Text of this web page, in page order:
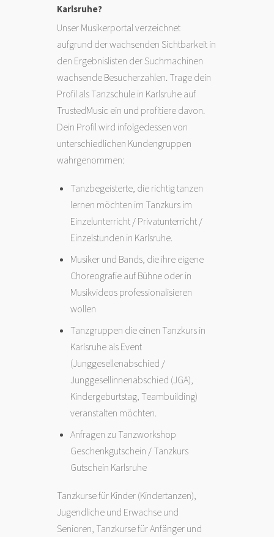
Karlsruhe?
Unser Musikerportal verzeichnet
aufgrund der wachsenden Sichtbarkeit in
den Ergebnislisten der Suchmachinen
wachsende Besucherzahlen. Trage dein
Profil als Tanzschule in Karlsruhe auf
TrustedMusic ein und profitiere davon.
Dein Profil wird infolgedessen von
unterschiedlichen Kundengruppen
wahrgenommen:
Tanzbegeisterte, die richtig tanzen
lernen möchten im Tanzkurs im
Einzelunterricht / Privatunterricht /
Einzelstunden in Karlsruhe.
Musiker und Bands, die ihre eigene
Choreografie auf Bühne oder in
Musikvideos professionalisieren
wollen
Tanzgruppen die einen Tanzkurs in
Karlsruhe als Event
(Junggesellenabschied /
Junggesellinnenabschied (JGA),
Kindergeburtstag, Teambuilding)
veranstalten möchten.
Anfragen zu Tanzworkshop
Geschenkgutschein / Tanzkurs
Gutschein Karlsruhe
Tanzkurse für Kinder (Kindertanzen),
Jugendliche und Erwachse und
Senioren, Tanzkurse für Anfänger und